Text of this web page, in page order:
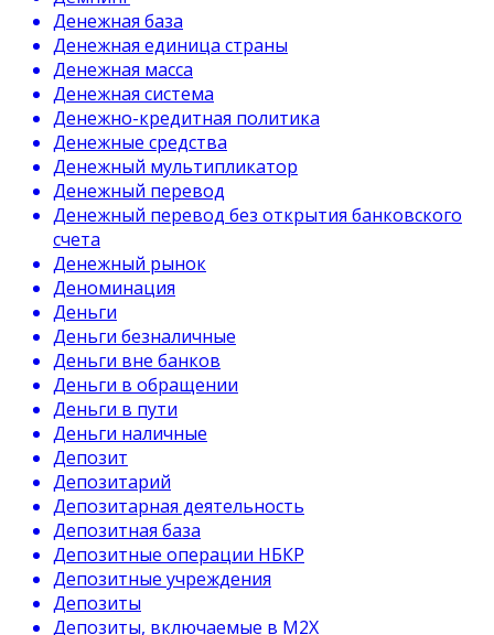
Денежная база
Денежная единица страны
Денежная масса
Денежная система
Денежно-кредитная политика
Денежные средства
Денежный мультипликатор
Денежный перевод
Денежный перевод без открытия банковского
счета
Денежный рынок
Деноминация
Деньги
Деньги безналичные
Деньги вне банков
Деньги в обращении
Деньги в пути
Деньги наличные
Депозит
Депозитарий
Депозитарная деятельность
Депозитная база
Депозитные операции НБКР
Депозитные учреждения
Депозиты
Депозиты, включаемые в М2Х